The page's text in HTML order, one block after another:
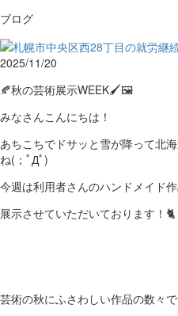
ブログ
2025/11/20
🍂秋の芸術展示WEEK🖌🖼
みなさんこんにちは！
あちこちでドサッと雪が降って北
ね(；ﾟДﾟ)
今週は利用者さんのハンドメイド
展示させていただいております！🐈
芸術の秋にふさわしい作品の数々